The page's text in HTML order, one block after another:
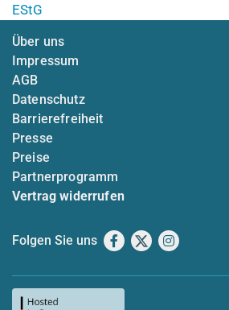
EStG
Über uns
Impressum
AGB
Datenschutz
Barrierefreiheit
Presse
Preise
Partnerprogramm
Vertrag widerrufen
Folgen Sie uns Facebook
X Instagram